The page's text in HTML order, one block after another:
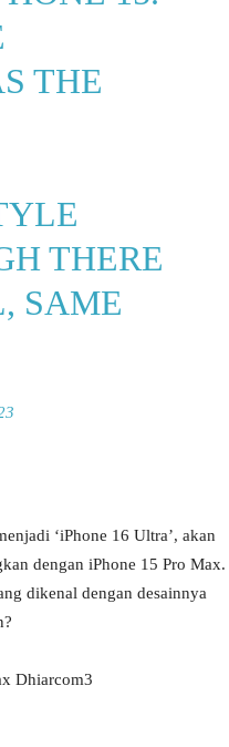
THE
THERE
SAME
‘iPhone 16 Ultra’, akan
dengan iPhone 15 Pro Max.
dikenal dengan desainnya